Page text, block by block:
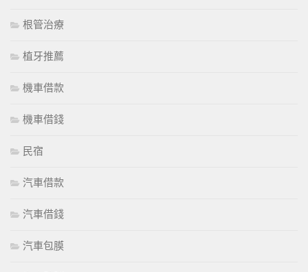
根管治療
植牙推薦
機車借款
機車借錢
民宿
汽車借款
汽車借錢
汽車包膜